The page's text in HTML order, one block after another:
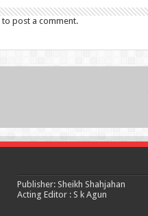
to post a comment.
Publisher: Sheikh Shahjahan
Acting Editor : S k Agun